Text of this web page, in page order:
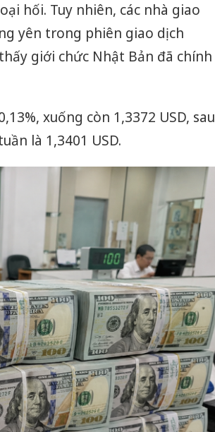
hối. Tuy nhiên, các nhà giao
yên trong phiên giao dịch
giới chức Nhật Bản đã chính
xuống còn 1,3372 USD, sau
là 1,3401 USD.